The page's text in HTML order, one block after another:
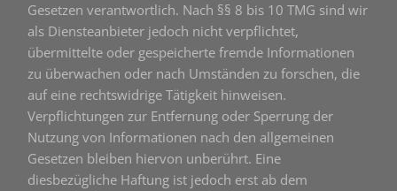
Gesetzen verantwortlich. Nach §§ 8 bis 10 TMG sind wir
als Diensteanbieter jedoch nicht verpflichtet,
übermittelte oder gespeicherte fremde Informationen
zu überwachen oder nach Umständen zu forschen, die
auf eine rechtswidrige Tätigkeit hinweisen.
Verpflichtungen zur Entfernung oder Sperrung der
Nutzung von Informationen nach den allgemeinen
Gesetzen bleiben hiervon unberührt. Eine
diesbezügliche Haftung ist jedoch erst ab dem